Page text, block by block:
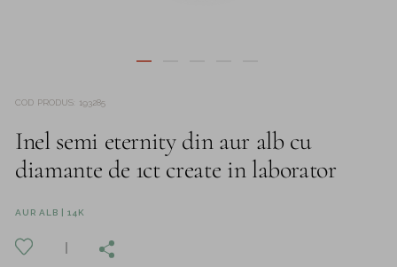
COD PRODUS 193285
Inel semi eternity din aur alb cu
diamante de 1ct create in laborator
AUR ALB | 14K